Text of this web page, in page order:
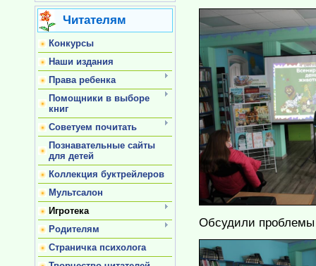
Читателям
Конкурсы
Наши издания
Права ребенка
Помощники в выборе
книг
Советуем почитать
Познавательные сайты
для детей
Коллекция буктрейлеров
Мультсалон
Игротека
Родителям
Страничка психолога
Обсудили